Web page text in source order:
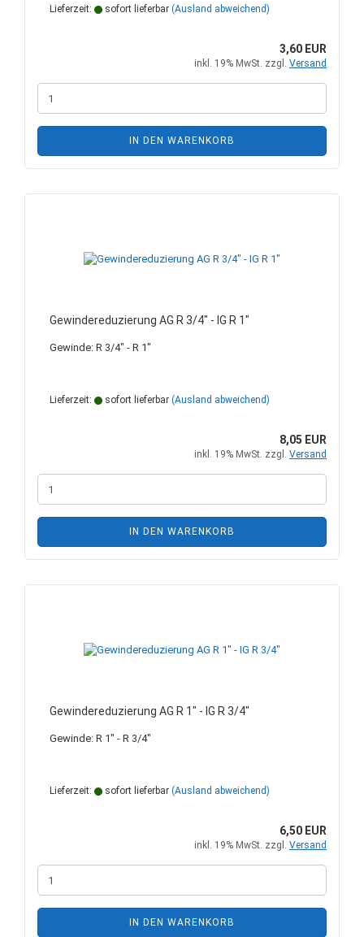
Lieferzeit: sofort lieferbar (Ausland abweichend)
3,60 EUR
inkl. 19% MwSt. zzgl. Versand
IN DEN WARENKORB
Gewindereduzierung AG R 3/4" - IG R 1"
Gewinde: R 3/4" - R 1"
Lieferzeit: sofort lieferbar (Ausland abweichend)
8,05 EUR
inkl. 19% MwSt. zzgl. Versand
IN DEN WARENKORB
Gewindereduzierung AG R 1" - IG R 3/4"
Gewinde: R 1" - R 3/4"
Lieferzeit: sofort lieferbar (Ausland abweichend)
6,50 EUR
inkl. 19% MwSt. zzgl. Versand
IN DEN WARENKORB